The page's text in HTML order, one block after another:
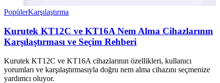
PopülerKarşılaştırma
Kurutek KT12C ve KT16A Nem Alma Cihazlarının
Karşılaştırması ve Seçim Rehberi
Kurutek KT12C ve KT16A cihazlarının özellikleri, kullanıcı
yorumları ve karşılaştırmasıyla doğru nem alma cihazını seçmenize
yardımcı oluyor.